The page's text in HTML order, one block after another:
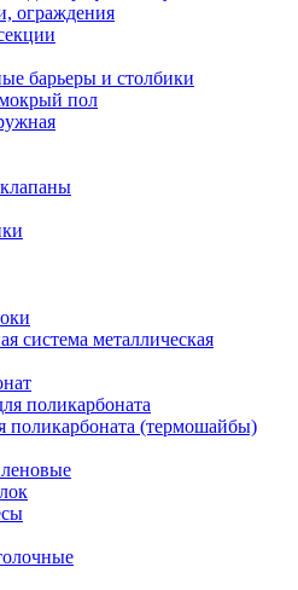
ограждения
барьеры и столбики
пол
система металлическая
поликарбоната
(термошайбы)